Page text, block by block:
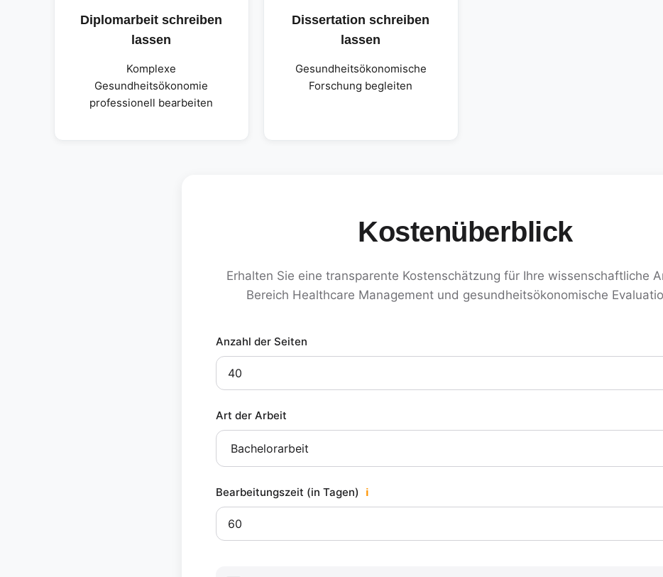
Diplomarbeit schreiben
lassen
Komplexe
Gesundheitsökonomie
professionell bearbeiten
Dissertation schreiben
lassen
Gesundheitsökonomische
Forschung begleiten
Kostenüberblick
Erhalten Sie eine transparente Kostenschätzung für Ihre wissenschaftliche
Bereich Healthcare Management und gesundheitsökonomische
Anzahl der Seiten
Art der Arbeit
Bearbeitungszeit (in Tagen) ℹ